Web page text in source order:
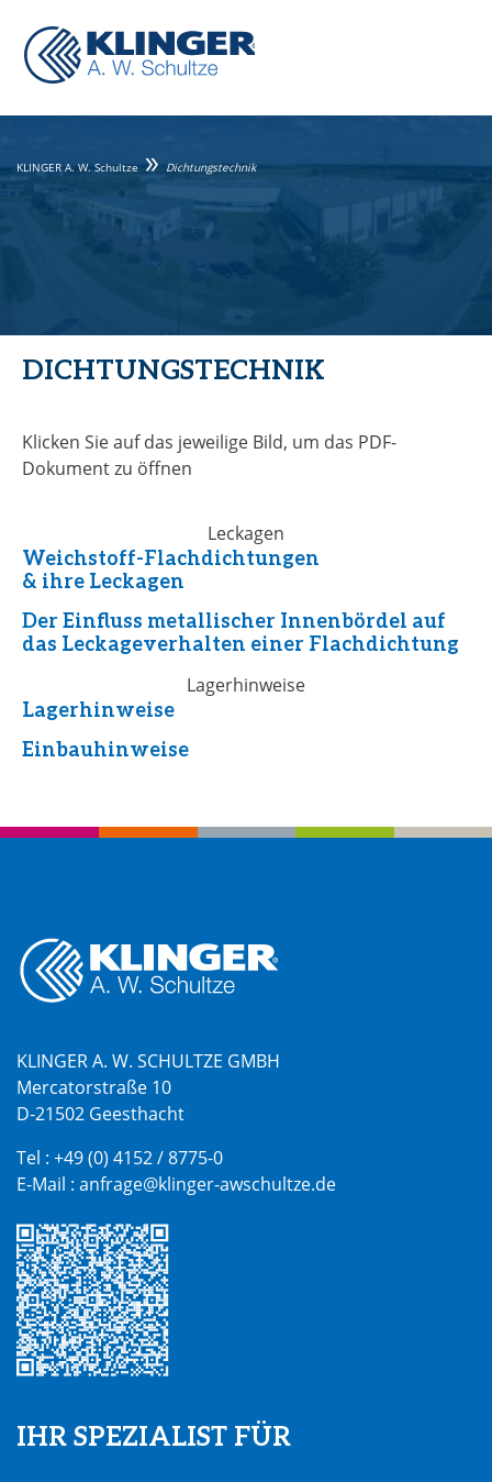
KLINGER A. W. Schultze Dichtungstechnik
DICHTUNGSTECHNIK
Klicken Sie auf das jeweilige Bild, um das PDF-
Dokument zu öffnen
Leckagen
Weichstoff-Flachdichtungen
& ihre Leckagen
Der Einfluss metallischer Innenbördel auf
das Leckageverhalten einer Flachdichtung
Lagerhinweise
Lagerhinweise
Einbauhinweise
KLINGER A. W. SCHULTZE GMBH
Mercatorstraße 10
D-21502 Geesthacht
Tel : +49 (0) 4152 / 8775-0
E-Mail : anfrage@klinger-awschultze.de
IHR SPEZIALIST FÜR